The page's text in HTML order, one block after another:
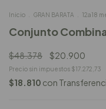
Inicio GRAN BARATA 12a18
Conjunto
$48.378 $20.900
Precio sin impuestos $17.272,73
$18.810 con